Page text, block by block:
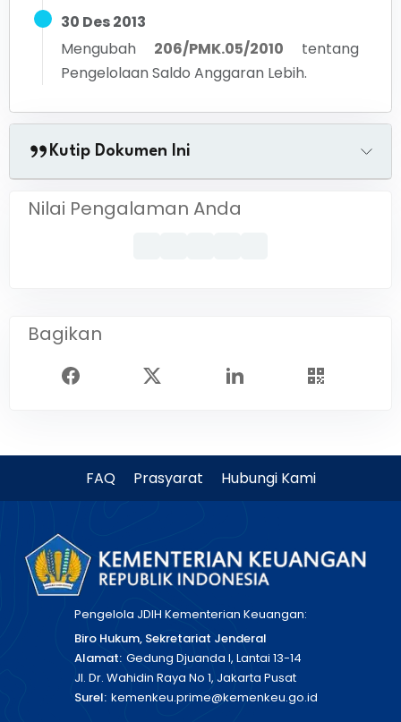
30 Des 2013
Mengubah
206/PMK.05/2010
tentang
Pengelolaan Saldo Anggaran Lebih.
Kutip Dokumen Ini
Nilai Pengalaman Anda
Bagikan
FAQ Prasyarat Hubungi Kami
Pengelola JDIH Kementerian Keuangan:
Biro Hukum, Sekretariat Jenderal
Alamat: Gedung Djuanda I, Lantai 13-14
Jl. Dr. Wahidin Raya No 1, Jakarta Pusat
Surel: kemenkeu.prime@kemenkeu.go.id